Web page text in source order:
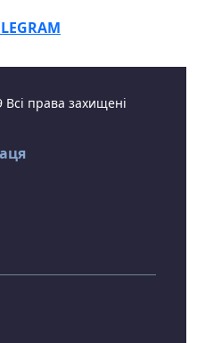
права захищені